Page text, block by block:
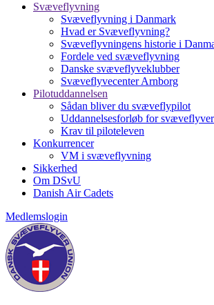
Svæveflyvning
Svæveflyvning i Danmark
Hvad er Svæveflyvning?
Svæveflyvningens historie i
Fordele ved svæveflyvning
Danske svæveflyveklubber
Svæveflyvecenter Arnborg
Pilotuddannelsen
Sådan bliver du svæveflypilot
Uddannelsesforløb for
Krav til piloteleven
Konkurrencer
VM i svæveflyvning
Sikkerhed
Om DSvU
Danish Air Cadets
Medlemslogin